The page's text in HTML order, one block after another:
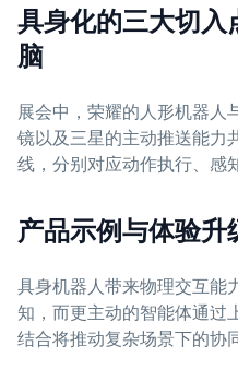
具身化的三大切
脑
展会中，荣耀的人形机器人
镜以及三星的主动推送能力
线，分别对应动作执行、感
产品示例与体验升
具身机器人带来物理交互能
知，而更主动的智能体通过
结合将推动复杂场景下的协